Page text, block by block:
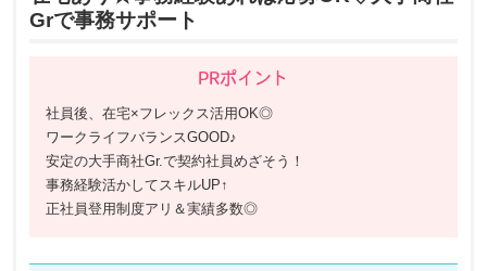
Grで事務サポート
PRポイント
社員後、在宅×フレックス活用OK◎
ワークライフバランスGOOD♪
安定の大手商社Gr.で契約社員めざそう！
事務経験活かしてスキルUP↑
正社員登用制度アリ＆実績多数◎